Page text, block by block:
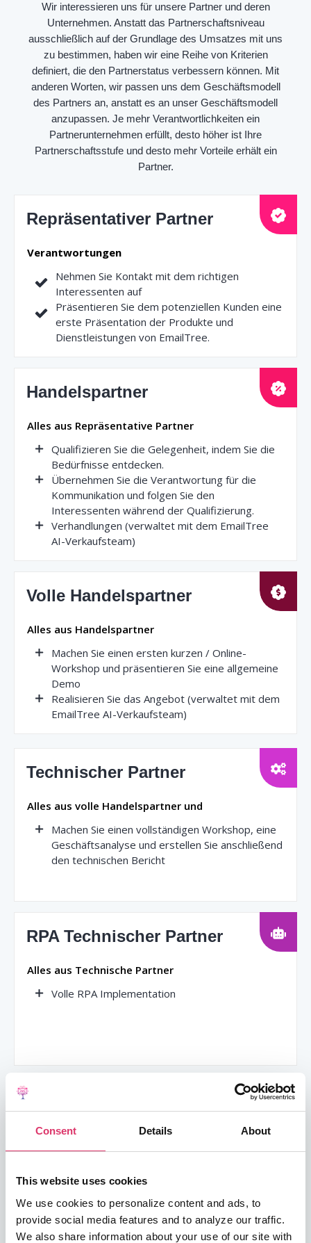
Consent Details About
This website uses cookies
We use cookies to personalize content and ads, to
provide social media features and to analyze our traffic.
We also share information about your use of our site with
Wir interessieren uns für unsere Partner und deren
Unternehmen. Anstatt das Partnerschaftsniveau
ausschließlich auf der Grundlage des Umsatzes mit uns
zu bestimmen, haben wir eine Reihe von Kriterien
definiert, die den Partnerstatus verbessern können. Mit
anderen Worten, wir passen uns dem Geschäftsmodell
des Partners an, anstatt es an unser Geschäftsmodell
anzupassen. Je mehr Verantwortlichkeiten ein
Partnerunternehmen erfüllt, desto höher ist Ihre
Partnerschaftsstufe und desto mehr Vorteile erhält ein
Partner.
Repräsentativer Partner
Verantwortungen
Nehmen Sie Kontakt mit dem richtigen
Interessenten auf
Präsentieren Sie dem potenziellen Kunden eine
erste Präsentation der Produkte und
Dienstleistungen von EmailTree.
Handelspartner
Alles aus Repräsentative Partner
Qualifizieren Sie die Gelegenheit, indem Sie die
Bedürfnisse entdecken.
Übernehmen Sie die Verantwortung für die
Kommunikation und folgen Sie den
Interessenten während der Qualifizierung.
Verhandlungen (verwaltet mit dem EmailTree
AI-Verkaufsteam)
Volle Handelspartner
Alles aus Handelspartner
Machen Sie einen ersten kurzen / Online-
Workshop und präsentieren Sie eine allgemeine
Demo
Realisieren Sie das Angebot (verwaltet mit dem
EmailTree AI-Verkaufsteam)
Technischer Partner
Alles aus volle Handelspartner und
Machen Sie einen vollständigen Workshop, eine
Geschäftsanalyse und erstellen Sie anschließend
den technischen Bericht
RPA Technischer Partner
Alles aus Technische Partner
Volle RPA Implementation
Voll zertifizierte technische
Partner
Volle EmailTree integration (stellen Sie diese auf
VMs, Privaten Clouds, etc., auf)